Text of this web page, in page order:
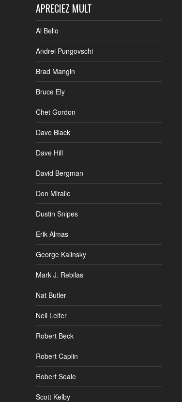
APRECIEZ MULT
Al Bello
Andrei Pungovschi
Brad Mangin
Bruce Ely
Chet Gordon
Dave Black
Dave Hill
David Bergman
Don Miralle
Dustin Snipes
Erik Almas
George Kalinsky
Mark J. Rebilas
Nat Butler
Neil Leifer
Robert Beck
Robert Caplin
Robert Seale
Scott Kelby